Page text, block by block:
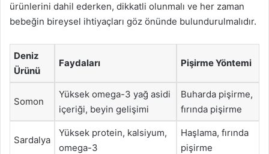
ürünlerini dahil ederken, dikkatli olunmalı ve her zaman
bebeğin bireysel ihtiyaçları göz önünde bulundurulmalıdır.
Deniz
Ürünü
Faydaları Pişirme Yöntemi
Somon
Yüksek omega-3 yağ asidi
içeriği, beyin gelişimi
Buharda pişirme,
fırında pişirme
Sardalya
Yüksek protein, kalsiyum,
omega-3
Haşlama, fırında
pişirme